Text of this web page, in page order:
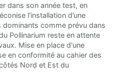
dans son année test, en
l’installation d’une
comme prévu dans
Pollinarium reste en attente
Mise en place d'une
en conformité au cahier des
Nord et Est du